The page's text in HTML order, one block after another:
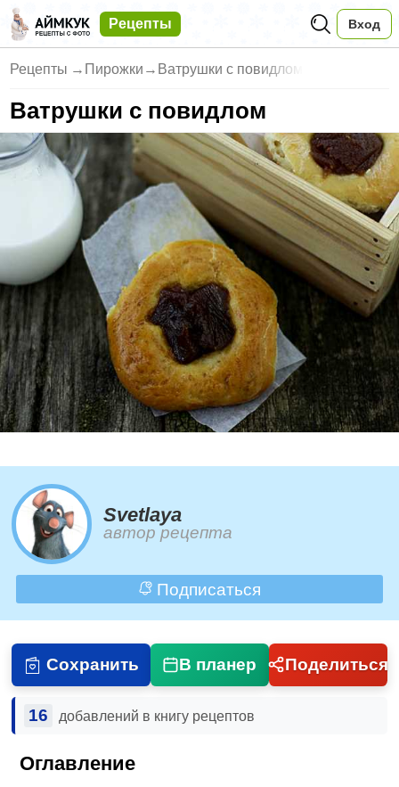
Рецепты Вход
Рецепты → Пирожки → Ватрушки с повидлом
Ватрушки с повидлом
Svetlaya
автор рецепта
Подписаться
Сохранить В планер Поделиться
16 добавлений в книгу рецептов
Оглавление